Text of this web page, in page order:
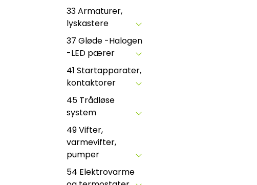
33 Armaturer,
lyskastere
37 Gløde -Halogen
-LED pærer
41 Startapparater,
kontaktorer
45 Trådløse
system
49 Vifter,
varmevifter,
pumper
54 Elektrovarme